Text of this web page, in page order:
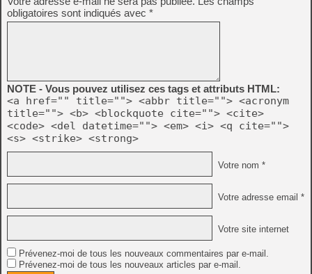
obligatoires sont indiqués avec *
NOTE - Vous pouvez utilisez ces tags et attributs HTML:
<a href="" title=""> <abbr title=""> <acronym
title=""> <b> <blockquote cite=""> <cite>
<code> <del datetime=""> <em> <i> <q cite="">
<s> <strike> <strong>
Votre nom *
Votre adresse email *
Votre site internet
Prévenez-moi de tous les nouveaux commentaires par e-mail.
Prévenez-moi de tous les nouveaux articles par e-mail.